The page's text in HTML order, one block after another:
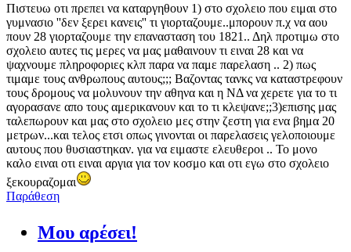
Πιστευω οτι πρεπει να καταργηθουν 1) στο σχολειο που ειμαι στο
γυμνασιο ''δεν ξερει κανεις'' τι γιορταζουμε..μπορουν π.χ να αου
πουν 28 γιορταζουμε την επανασταση του 1821.. Δηλ προτιμω στο
σχολειο αυτες τις μερες να μας μαθαινουν τι ειναι 28 και να
ψαχνουμε πληροφοριες κλπ παρα να παμε παρελαση .. 2) πως
τιμαμε τους ανθρωπους αυτους;;; Βαζοντας τανκς να καταστρεφουν
τους δρομους να μολυνουν την αθηνα και η ΝΔ να χερετε για το τι
αγορασανε απο τους αμερικανουν και το τι κλεψανε;;3)επισης μας
ταλεπωρουν και μας στο σχολειο μες στην ζεστη για ενα βημα 20
μετρων...και τελος ετσι οπως γινονται οι παρελασεις γελοποιουμε
αυτους που θυσιαστηκαν. για να ειμαστε ελευθεροι .. Το μονο
καλο ειναι οτι ειναι αργια για τον κοσμο και οτι εγω στο σχολειο
ξεκουραζομαι
Παράθεση
Μου αρέσει!